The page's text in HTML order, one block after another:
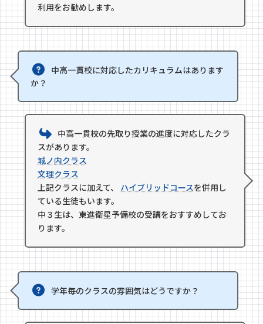
利用をお勧めします。
中高一貫校に対応したカリキュラムはあります
か？
中高一貫校の先取り授業の進度に対応したクラ
スがあります。
城ノ内クラス
文理クラス
上記クラスに加えて、 ハイブリッドコースを併用し
ている生徒もいます。
中３生は、東進衛星予備校の受講をおすすめしてお
ります。
学年毎のクラスの雰囲気はどうですか？